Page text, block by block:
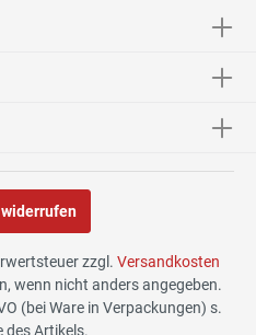
zzgl. Versandkosten
wenn nicht anders angegeben.
(bei Ware in Verpackungen) s.
des Artikels.